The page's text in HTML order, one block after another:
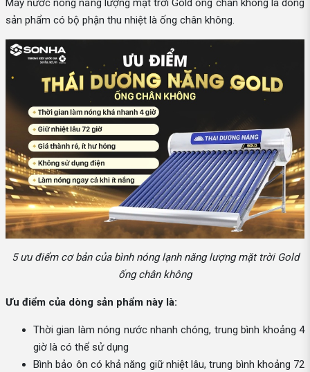
Máy nước nóng năng lượng mặt trời Gold ống chân không là dòng
sản phẩm có bộ phận thu nhiệt là ống chân không.
5 ưu điểm cơ bản của bình nóng lạnh năng lượng mặt trời Gold
ống chân không
Ưu điểm của dòng sản phẩm này là:
Thời gian làm nóng nước nhanh chóng, trung bình khoảng 4
giờ là có thể sử dụng
Bình bảo ôn có khả năng giữ nhiệt lâu, trung bình khoảng 72